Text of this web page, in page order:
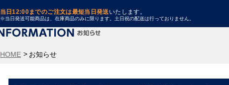
当日12:00までのご注文は最短当日発送いたします。
※当日発送可能商品は、在庫商品のみに限ります。土日祝の配送は行っておりません。
HOME お知らせ